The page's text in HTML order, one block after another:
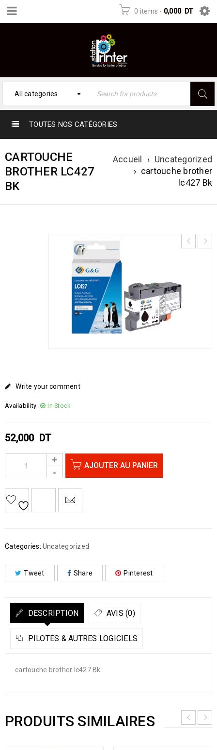
0 items - 0,000 DT
All categories
TOUTES NOS CATÉGORIES
CARTOUCHE
BROTHER LC427
BK
Accueil › Uncategorized
› cartouche brother
lc427 Bk
Write your comment
Availability: In Stock
52,000 DT
AJOUTER AU PANIER
Categories: Uncategorized
Tweet Share Pinterest
DESCRIPTION AVIS (0)
PILOTES & AUTRES LOGICIELS
cartouche brother lc427 Bk
PRODUITS SIMILAIRES